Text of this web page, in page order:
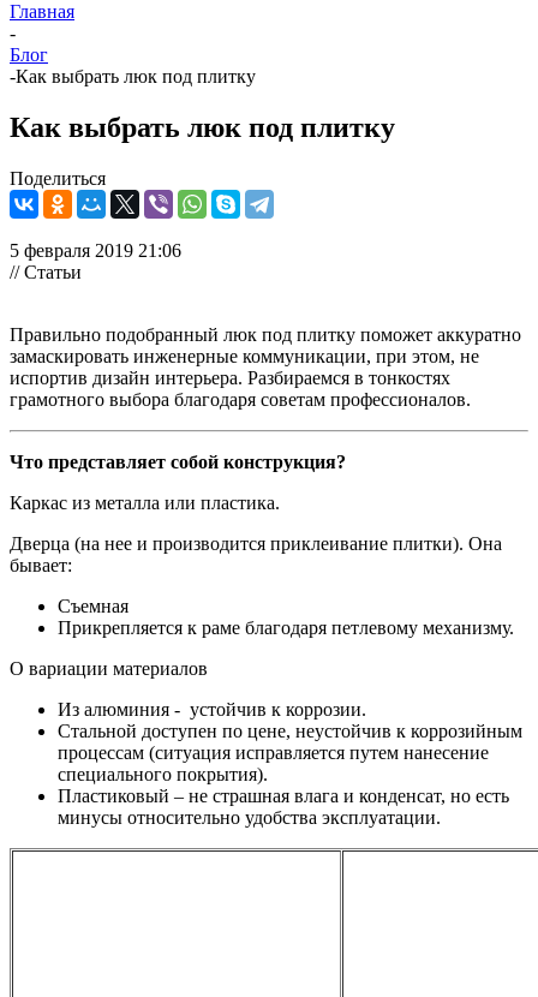
Главная
-
Блог
-Как выбрать люк под плитку
Как выбрать люк под плитку
Поделиться
5 февраля 2019 21:06
// Статьи
Правильно подобранный люк под плитку поможет аккуратно
замаскировать инженерные коммуникации, при этом, не
испортив дизайн интерьера. Разбираемся в тонкостях
грамотного выбора благодаря советам профессионалов.
Что представляет собой конструкция?
Каркас из металла или пластика.
Дверца (на нее и производится приклеивание плитки). Она
бывает:
Съемная
Прикрепляется к раме благодаря петлевому механизму.
О вариации материалов
Из алюминия - устойчив к коррозии.
Стальной доступен по цене, неустойчив к коррозийным
процессам (ситуация исправляется путем нанесение
специального покрытия).
Пластиковый – не страшная влага и конденсат, но есть
минусы относительно удобства эксплуатации.